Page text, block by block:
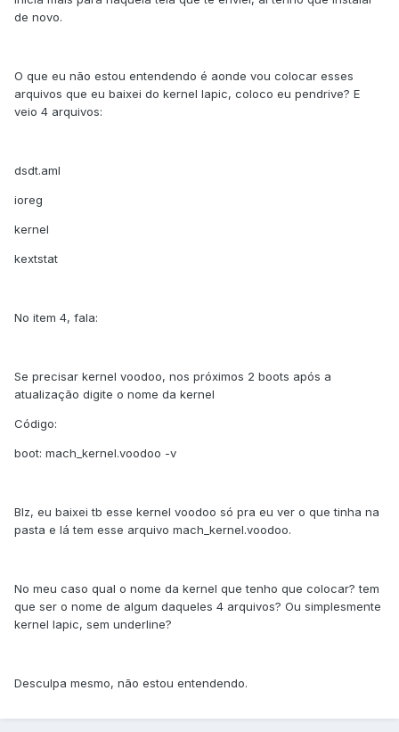
de novo.
O que eu não estou entendendo é aonde vou colocar esses
arquivos que eu baixei do kernel lapic, coloco eu pendrive? E
veio 4 arquivos:
dsdt.aml
ioreg
kernel
kextstat
No item 4, fala:
Se precisar kernel voodoo, nos próximos 2 boots após a
atualização digite o nome da kernel
Código:
boot: mach_kernel.voodoo -v
Blz, eu baixei tb esse kernel voodoo só pra eu ver o que tinha na
pasta e lá tem esse arquivo mach_kernel.voodoo.
No meu caso qual o nome da kernel que tenho que colocar? tem
que ser o nome de algum daqueles 4 arquivos? Ou simplesmente
kernel lapic, sem underline?
Desculpa mesmo, não estou entendendo.